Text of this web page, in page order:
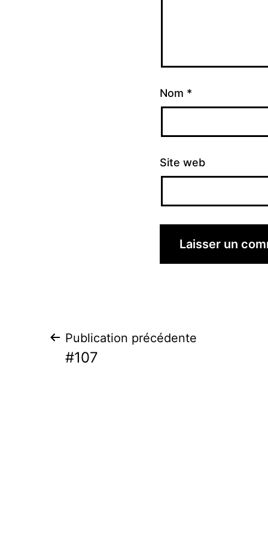
Nom *
Site web
Navigation
Publication précédente
#107